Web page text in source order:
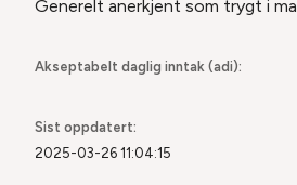
Generelt anerkjent som trygt i
Akseptabelt daglig inntak (adi):
Sist oppdatert:
2025-03-26 11:04:15